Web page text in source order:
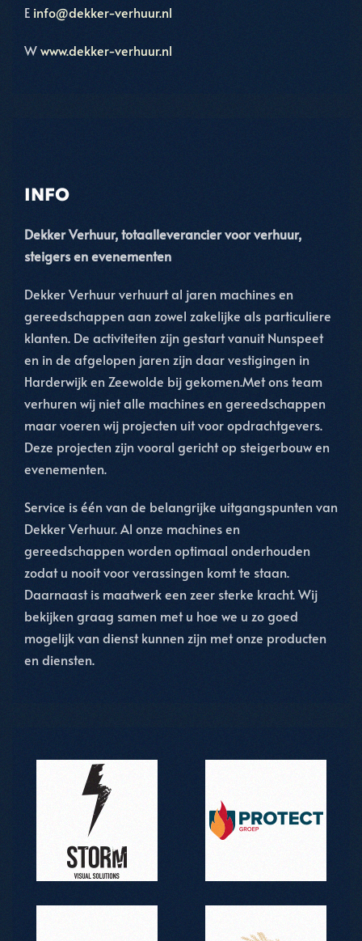
E info@dekker-verhuur.nl
Wwww.dekker-verhuur.nl
INFO
Dekker Verhuur, totaalleverancier voor verhuur,
steigers en evenementen
Dekker Verhuur verhuurt al jaren machines en
gereedschappen aan zowel zakelijke als particuliere
klanten. De activiteiten zijn gestart vanuit Nunspeet
en in de afgelopen jaren zijn daar vestigingen in
Harderwijk en Zeewolde bij gekomen.Met ons team
verhuren wij niet alle machines en gereedschappen
maar voeren wij projecten uit voor opdrachtgevers.
Deze projecten zijn vooral gericht op steigerbouw en
evenementen.
Service is één van de belangrijke uitgangspunten van
Dekker Verhuur. Al onze machines en
gereedschappen worden optimaal onderhouden
zodat u nooit voor verassingen komt te staan.
Daarnaast is maatwerk een zeer sterke kracht. Wij
bekijken graag samen met u hoe we u zo goed
mogelijk van dienst kunnen zijn met onze producten
en diensten.